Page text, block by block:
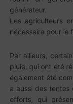
générateur.
Les agriculteurs
nécessaire pour le
Par ailleurs,
pluie, qui ont été
également été
a aussi des tentes
efforts, qui